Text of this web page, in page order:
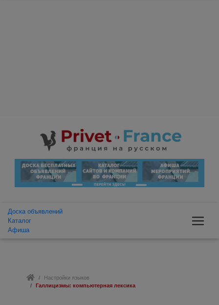
Доска объявлений
Каталог
Афиша
Настройки языков
Галлицизмы: компьютерная лексика